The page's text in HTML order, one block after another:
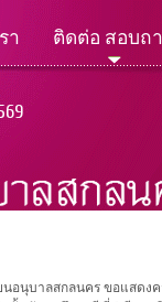
า ติดต่อ สอบถ
นอนุบาลสกลนคร ขอแสดง